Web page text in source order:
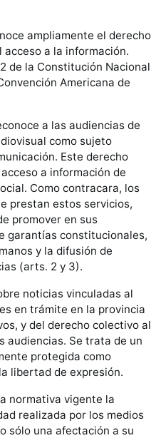
ampliamente el derecho
a la información.
de la Constitución Nacional
Americana de
a las audiencias de
como sujeto
Este derecho
a información de
Como contracara, los
prestan estos servicios,
promover en sus
garantías constitucionales,
y la difusión de
(arts. 2 y 3).
noticias vinculadas al
en trámite en la provincia
y del derecho colectivo al
audiencias. Se trata de un
protegida como
libertad de expresión.
normativa vigente la
realizada por los medios
sólo una afectación a su